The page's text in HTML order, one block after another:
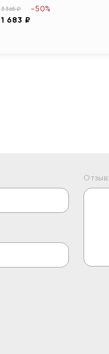
3 365 ₽
1 683 ₽
-50%
Отзыв: